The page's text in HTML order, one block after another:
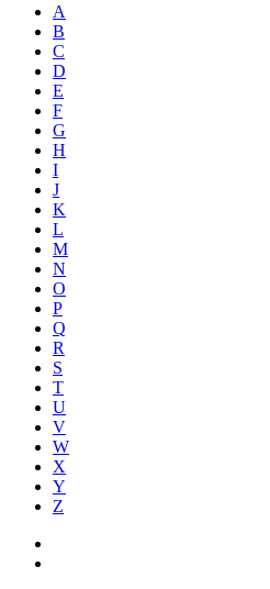
A
B
C
D
E
F
G
H
I
J
K
L
M
N
O
P
Q
R
S
T
U
V
W
X
Y
Z